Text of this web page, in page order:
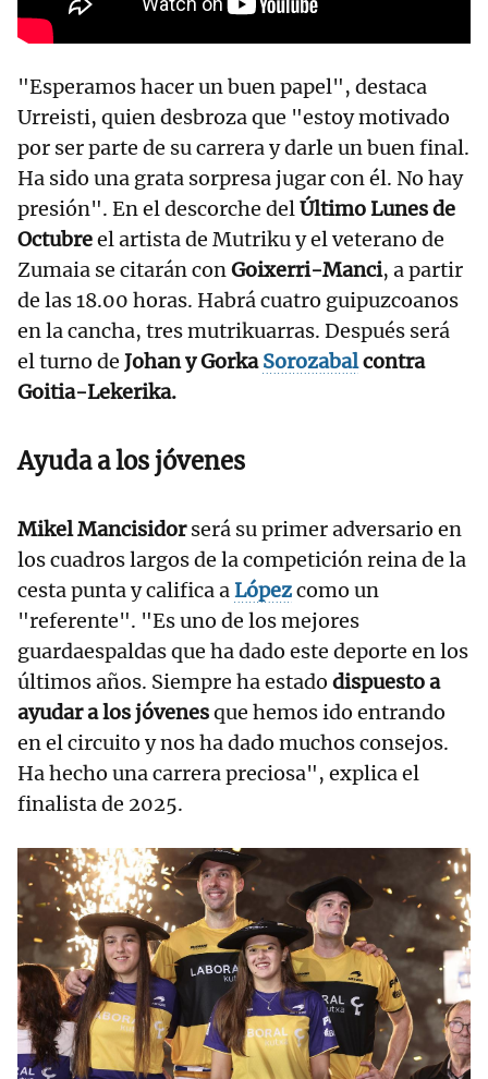
"Esperamos hacer un buen papel", destaca
Urreisti, quien desbroza que "estoy motivado
por ser parte de su carrera y darle un buen final.
Ha sido una grata sorpresa jugar con él. No hay
presión". En el descorche delÚltimo Lunes de
Octubreel artista de Mutriku y el veterano de
Zumaia se citarán conGoixerri-Manci, a partir
de las 18.00 horas. Habrá cuatro guipuzcoanos
en la cancha, tres mutrikuarras. Después será
el turno de Johan y GorkaSorozabalcontra
Goitia-Lekerika.
Ayuda a los jóvenes
Mikel Mancisidorserá su primer adversario en
los cuadros largos de la competición reina de la
cesta punta y califica aLópezcomo un
"referente". "Es uno de los mejores
guardaespaldas que ha dado este deporte en los
últimos años. Siempre ha estado dispuesto a
ayudar a los jóvenesque hemos ido entrando
en el circuito y nos ha dado muchos consejos.
Ha hecho una carrera preciosa", explica el
finalista de 2025.